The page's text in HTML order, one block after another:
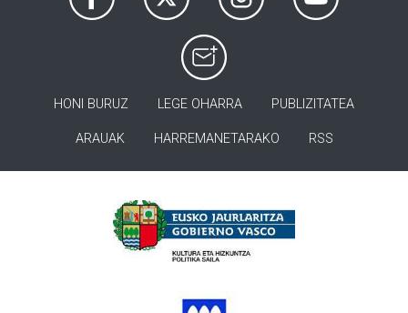
HONI BURUZ LEGE OHARRA PUBLIZITATEA
ARAUAK HARREMANETARAKO RSS